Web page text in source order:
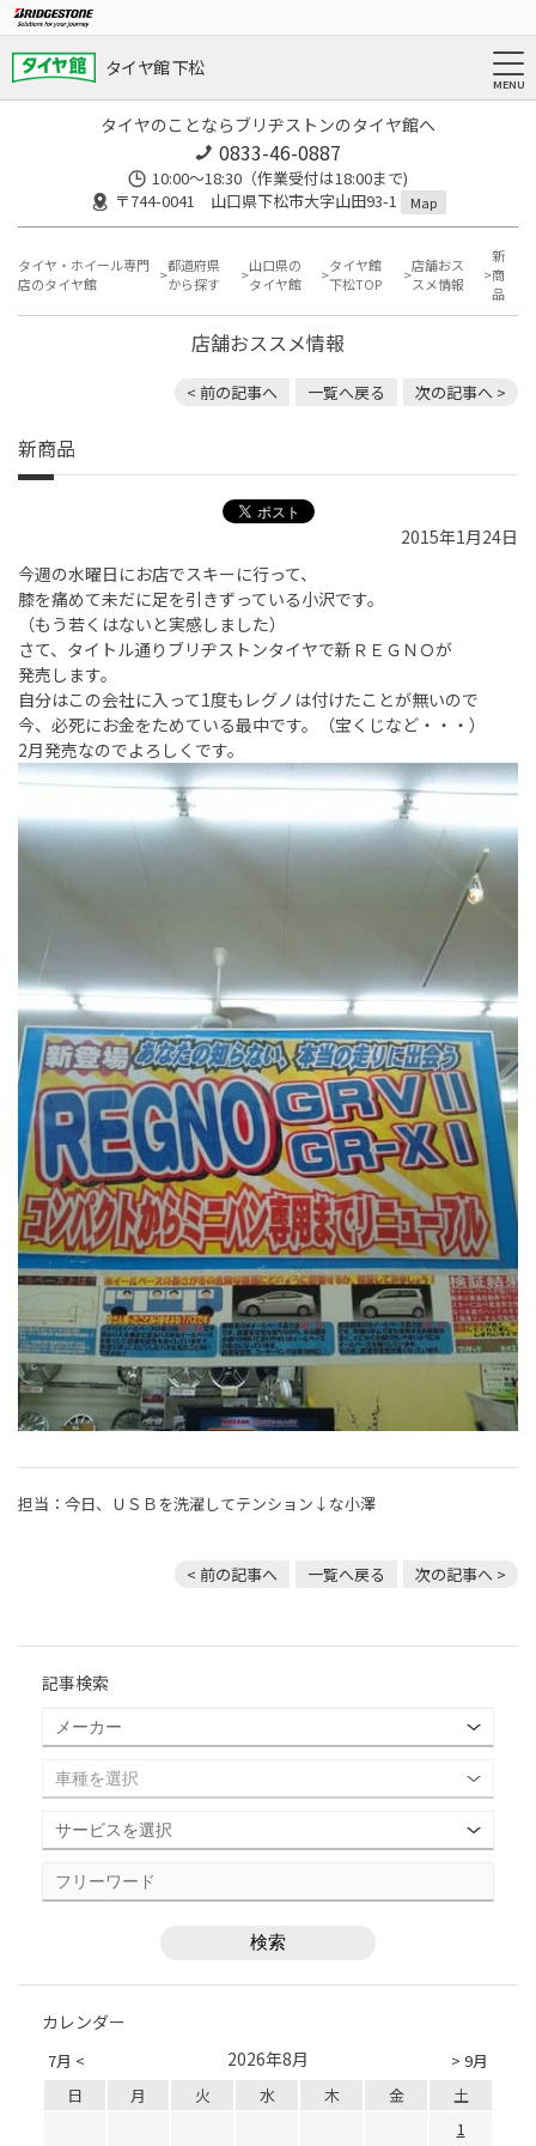
タイヤ館 下松
タイヤのことならブリヂストンのタイヤ館へ
0833-46-0887
10:00～18:30（作業受付は18:00まで)
〒744-0041 山口県下松市大字山田93-1
Map
タイヤ・ホイール専門
店のタイヤ館
都道府県
から探す
山口県の
タイヤ館
タイヤ館
下松TOP
店舗おス
スメ情報
新
商
品
店舗おススメ情報
< 前の記事へ 一覧へ戻る 次の記事へ >
新商品
2015年1月24日
今週の水曜日にお店でスキーに行って、
膝を痛めて未だに足を引きずっている小沢です。
（もう若くはないと実感しました）
さて、タイトル通りブリヂストンタイヤで新ＲＥＧＮＯが
発売します。
自分はこの会社に入って1度もレグノは付けたことが無いので
今、必死にお金をためている最中です。（宝くじなど・・・）
2月発売なのでよろしくです。
担当：今日、ＵＳＢを洗濯してテンション↓な小澤
< 前の記事へ 一覧へ戻る 次の記事へ >
記事検索
カレンダー
7月 < > 9月
2026年8月
日 月 火 水 木 金
土
1